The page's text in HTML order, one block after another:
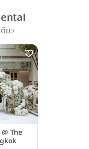
ยว
The